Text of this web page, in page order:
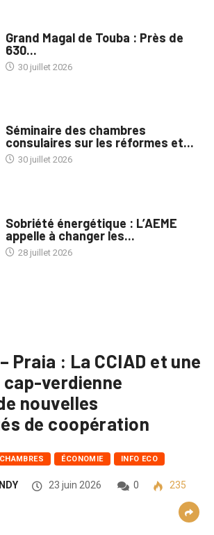
Grand Magal de Touba : Près de
630...
30 juillet 2026
Séminaire des chambres
consulaires sur les réformes et...
30 juillet 2026
Sobriété énergétique : L’AEME
appelle à changer les...
28 juillet 2026
Praia : La CCIAD et une
verdienne
nouvelles
de coopération
ÉCONOMIE INFO ECO
23 juin 2026 0 235